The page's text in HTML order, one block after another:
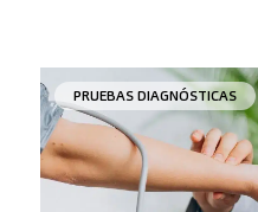
PRUEBAS DIAGNÓSTICAS